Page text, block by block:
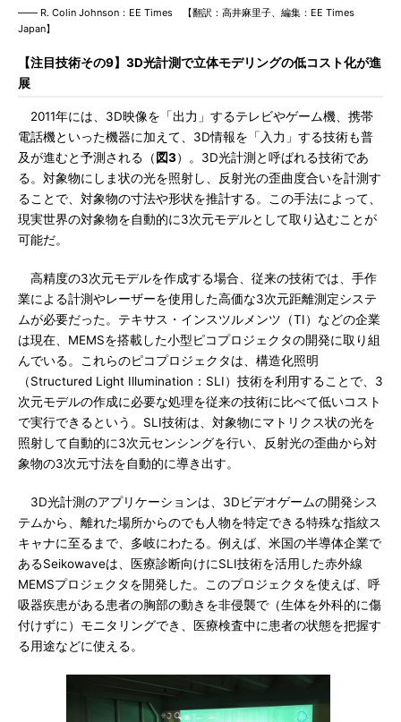
―― R. Colin Johnson：EE Times 【翻訳：高井麻里子、編集：EE Times
Japan】
【注目技術その9】3D光計測で立体モデリングの低コスト化が進
展
2011年には、3D映像を「出力」するテレビやゲーム機、携帯
電話機といった機器に加えて、3D情報を「入力」する技術も普
及が進むと予測される（ 図3）。3D光計測と呼ばれる技術であ
る。対象物にしま状の光を照射し、反射光の歪曲度合いを計測す
ることで、対象物の寸法や形状を推計する。この手法によって、
現実世界の対象物を自動的に3次元モデルとして取り込むことが
可能だ。
高精度の3次元モデルを作成する場合、従来の技術では、手作
業による計測やレーザーを使用した高価な3次元距離測定システ
ムが必要だった。テキサス・インスツルメンツ（TI）などの企業
は現在、MEMSを搭載した小型ピコプロジェクタの開発に取り組
んでいる。これらのピコプロジェクタは、構造化照明
（Structured Light Illumination：SLI）技術を利用することで、3
次元モデルの作成に必要な処理を従来の技術に比べて低いコスト
で実行できるという。SLI技術は、対象物にマトリクス状の光を
照射して自動的に3次元センシングを行い、反射光の歪曲から対
象物の3次元寸法を自動的に導き出す。
3D光計測のアプリケーションは、3Dビデオゲームの開発シス
テムから、離れた場所からのでも人物を特定できる特殊な指紋ス
キャナに至るまで、多岐にわたる。例えば、米国の半導体企業で
あるSeikowaveは、医療診断向けにSLI技術を活用した赤外線
MEMSプロジェクタを開発した。このプロジェクタを使えば、呼
吸器疾患がある患者の胸部の動きを非侵襲で（生体を外科的に傷
付けずに）モニタリングでき、医療検査中に患者の状態を把握す
る用途などに使える。